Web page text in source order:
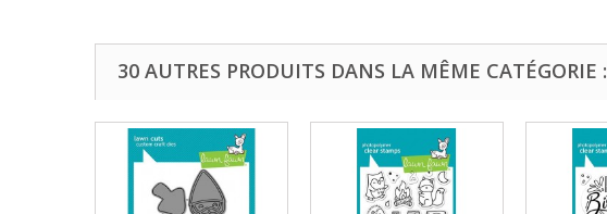
30 AUTRES PRODUITS DANS LA MÊME CATÉGORIE :